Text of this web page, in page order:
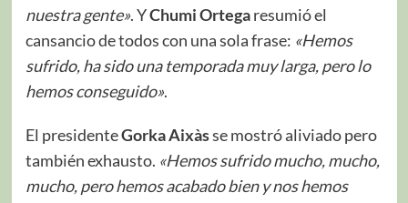
nuestra gente». YChumi Ortegaresumió el
cansancio de todos con una sola frase: «Hemos
sufrido, ha sido una temporada muy larga, pero lo
hemos conseguido».
El presidenteGorka Aixàsse mostró aliviado pero
también exhausto. «Hemos sufrido mucho, mucho,
mucho, pero hemos acabado bien y nos hemos